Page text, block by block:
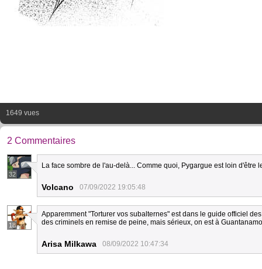
1649 vues
2 Commentaires
32
La face sombre de l'au-delà... Comme quoi, Pygargue est loin d'être
Volcano 07/09/2022 19:05:48
18
Apparemment "Torturer vos subalternes" est dans le guide officiel
des criminels en remise de peine, mais sérieux, on est à
Arisa Milkawa 08/09/2022 10:47:34